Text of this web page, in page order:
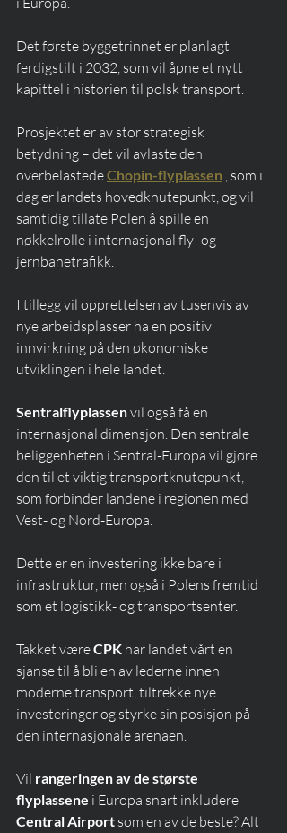
Det første byggetrinnet er planlagt
ferdigstilt i 2032, som vil åpne et nytt
kapittel i historien til polsk transport.
Prosjektet er av stor strategisk
betydning – det vil avlaste den
overbelastede Chopin-flyplassen , som i
dag er landets hovedknutepunkt, og vil
samtidig tillate Polen å spille en
nøkkelrolle i internasjonal fly- og
jernbanetrafikk.
I tillegg vil opprettelsen av tusenvis av
nye arbeidsplasser ha en positiv
innvirkning på den økonomiske
utviklingen i hele landet.
Sentralflyplassen vil også få en
internasjonal dimensjon. Den sentrale
beliggenheten i Sentral-Europa vil gjøre
den til et viktig transportknutepunkt,
som forbinder landene i regionen med
Vest- og Nord-Europa.
Dette er en investering ikke bare i
infrastruktur, men også i Polens fremtid
som et logistikk- og transportsenter.
Takket være CPK har landet vårt en
sjanse til å bli en av lederne innen
moderne transport, tiltrekke nye
investeringer og styrke sin posisjon på
den internasjonale arenaen.
Vil rangeringen av de største
flyplassene i Europa snart inkludere
Central Airport som en av de beste? Alt